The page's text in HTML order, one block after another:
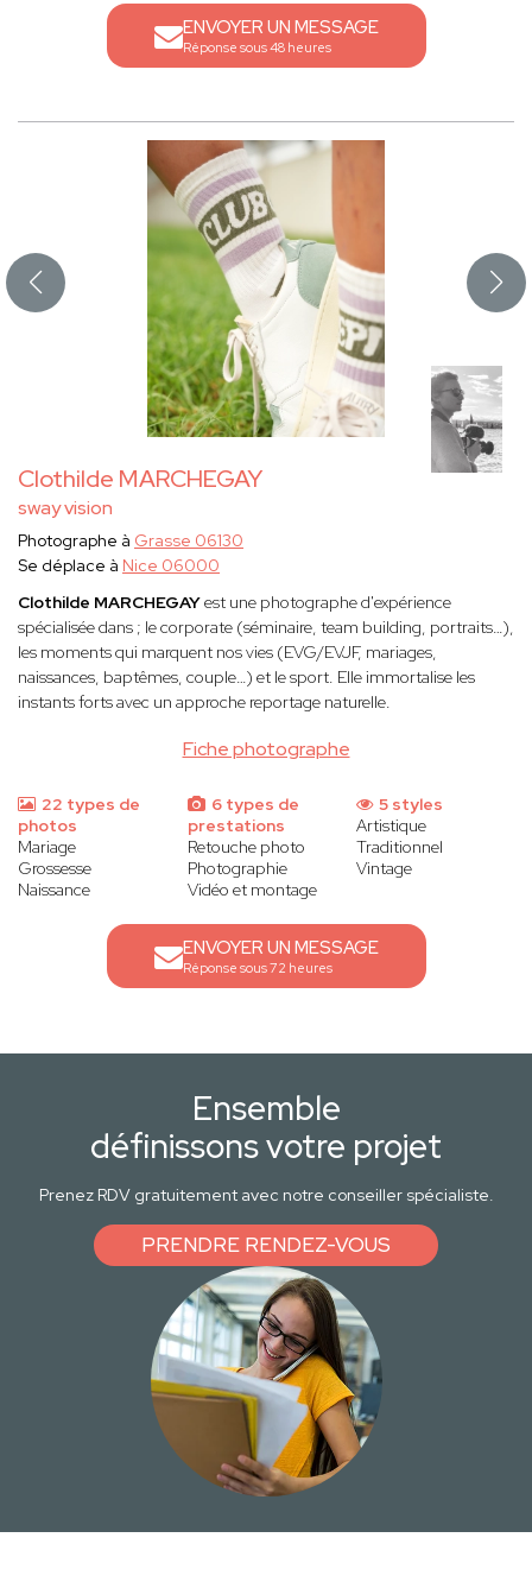
ENVOYER UN MESSAGE
Réponse sous 48 heures
Clothilde MARCHEGAY
sway vision
Fiche photographe
Photographe à Grasse 06130
Se déplace à Nice 06000
Clothilde MARCHEGAYest une photographe d'expérience
spécialisée dans ; le corporate (séminaire, team building, portraits…),
les moments qui marquent nos vies (EVG/EVJF, mariages,
naissances, baptêmes, couple…) et le sport. Elle immortalise les
instants forts avec un approche reportage naturelle.
22 types de
photos
Mariage
Grossesse
Naissance
6 types de
prestations
Retouche photo
Photographie
Vidéo et montage
5 styles
Artistique
Traditionnel
Vintage
ENVOYER UN MESSAGE
Réponse sous 72 heures
Ensemble
définissons votre projet
Prenez RDV gratuitement avec notre conseiller spécialiste.
PRENDRE RENDEZ-VOUS